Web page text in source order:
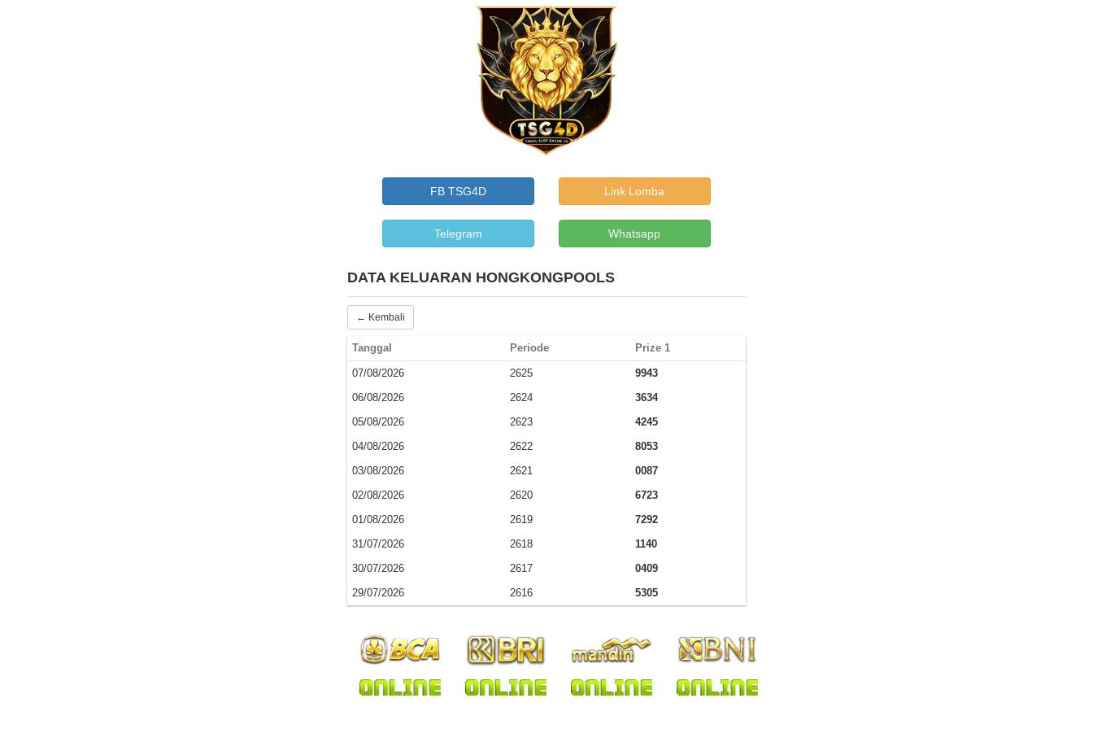
FB TSG4D Link Lomba
Telegram Whatsapp
DATA KELUARAN HONGKONGPOOLS
← Kembali
Tanggal Periode Prize 1
07/08/2026 2625
9943
06/08/2026
2624
3634
05/08/2026
2623
4245
04/08/2026
2622
8053
03/08/2026
2621
0087
02/08/2026
2620
6723
01/08/2026
2619
7292
31/07/2026
2618
1140
30/07/2026
2617
0409
29/07/2026
2616 5305